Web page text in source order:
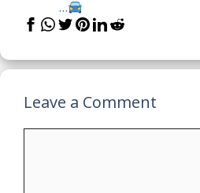
...
Leave a Comment